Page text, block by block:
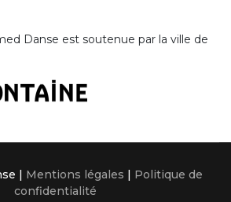
Danse est soutenue par la ville de
| Mentions légales | Politique de
confidentialité